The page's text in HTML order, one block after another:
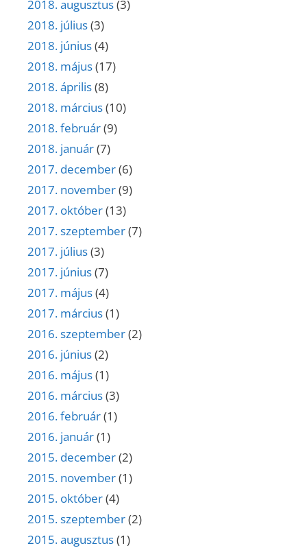
2018. augusztus(3)
2018. július(3)
2018. június(4)
2018. május(17)
2018. április(8)
2018. március(10)
2018. február(9)
2018. január(7)
2017. december(6)
2017. november(9)
2017. október(13)
2017. szeptember(7)
2017. július(3)
2017. június(7)
2017. május(4)
2017. március(1)
2016. szeptember(2)
2016. június(2)
2016. május(1)
2016. március(3)
2016. február(1)
2016. január(1)
2015. december(2)
2015. november(1)
2015. október(4)
2015. szeptember(2)
2015. augusztus(1)